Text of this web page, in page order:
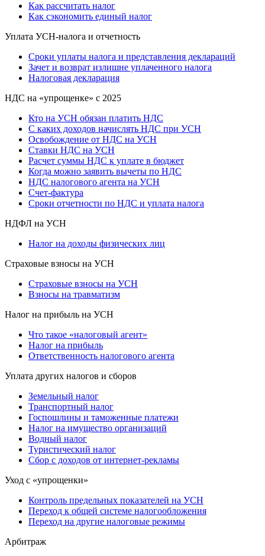
Как рассчитать налог
Как сэкономить единый налог
Уплата УСН-налога и отчетность
Сроки уплаты налога и представления деклараций
Зачет и возврат излишне уплаченного налога
Налоговая декларация
НДС на «упрощенке» с 2025
Кто на УСН обязан платить НДС
С каких доходов начислять НДС при УСН
Освобождение от НДС на УСН
Ставки НДС на УСН
Расчет суммы НДС к уплате в бюджет
Когда можно заявить вычеты по НДС
НДС налогового агента на УСН
Счет-фактура
Сроки отчетности по НДС и уплата налога
НДФЛ на УСН
Налог на доходы физических лиц
Страховые взносы на УСН
Страховые взносы на УСН
Взносы на травматизм
Налог на прибыль на УСН
Что такое «налоговый агент»
Налог на прибыль
Ответственность налогового агента
Уплата других налогов и сборов
Земельный налог
Транспортный налог
Госпошлины и таможенные платежи
Налог на имущество организаций
Водный налог
Туристический налог
Сбор с доходов от интернет-рекламы
Уход с «упрощенки»
Контроль предельных показателей на УСН
Переход к общей системе налогообложения
Переход на другие налоговые режимы
Арбитраж